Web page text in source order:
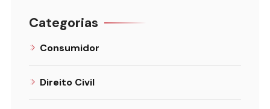
Categorias
Consumidor
Direito Civil